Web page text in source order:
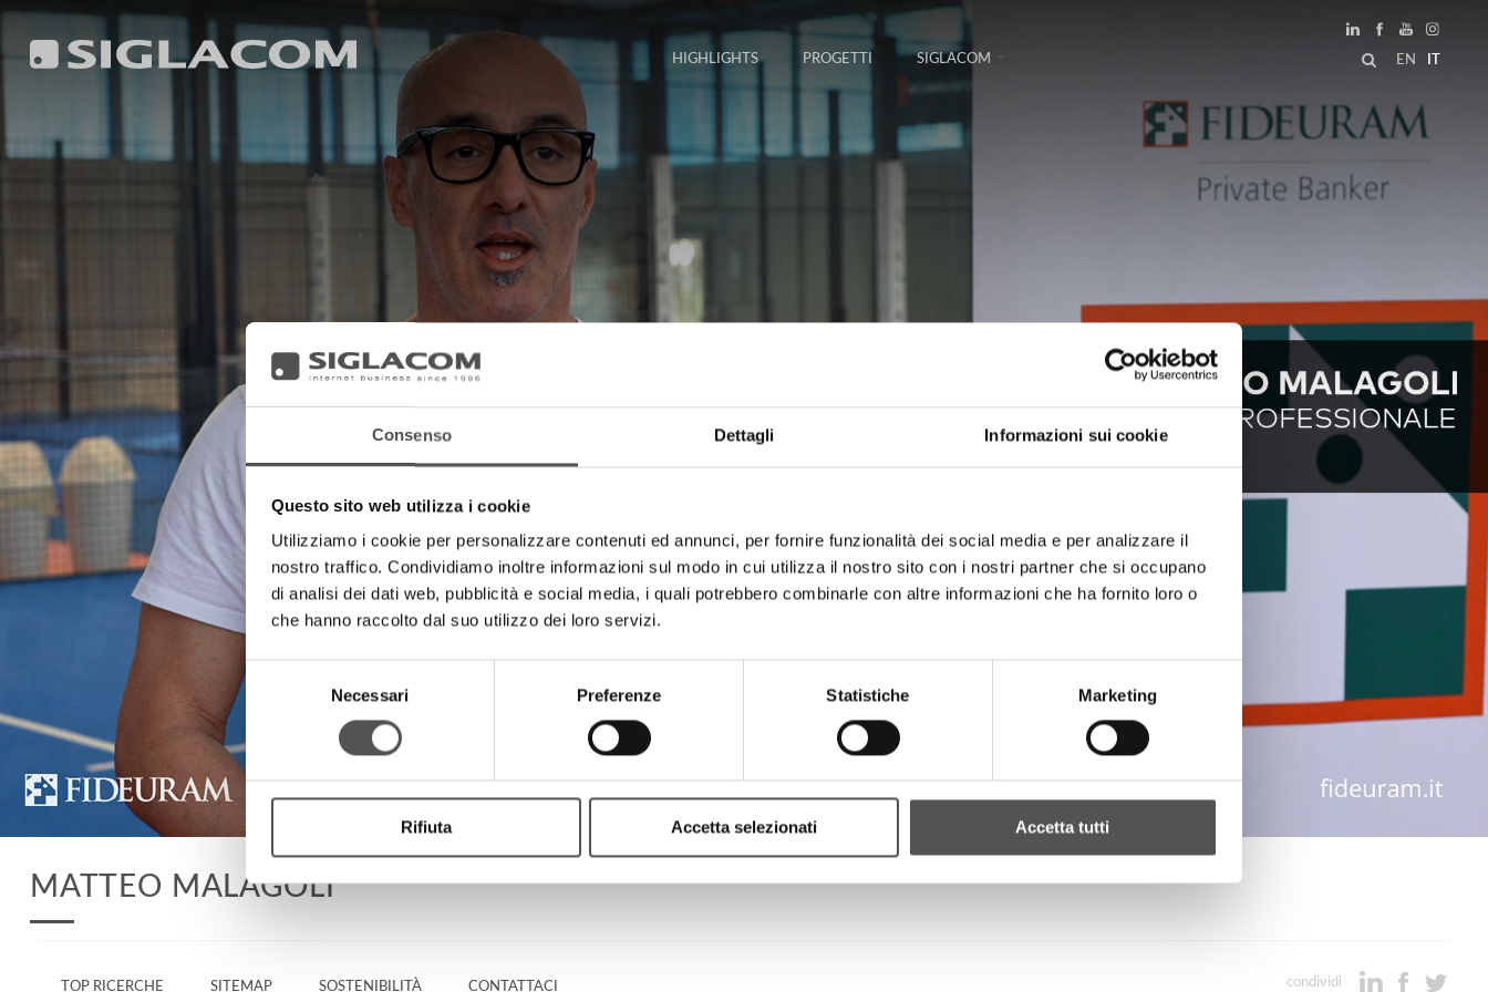
Consenso Dettagli Informazioni sui cookie
Questo sito web utilizza i cookie
Utilizziamo i cookie per personalizzare contenuti ed annunci, per fornire funzionalità dei social media e per analizzare il
nostro traffico. Condividiamo inoltre informazioni sul modo in cui utilizza il nostro sito con i nostri partner che si occupano
di analisi dei dati web, pubblicità e social media, i quali potrebbero combinarle con altre informazioni che ha fornito loro o
che hanno raccolto dal suo utilizzo dei loro servizi.
Selezione
Necessari Preferenze Statistiche Marketing
Rifiuta Accetta selezionati Accetta tutti
EN
HIGHLIGHTS PROGETTI SIGLACOM
MATTEO MALAGOLI
TOP RICERCHE SITEMAP SOSTENIBILITÀ CONTATTACI condividi